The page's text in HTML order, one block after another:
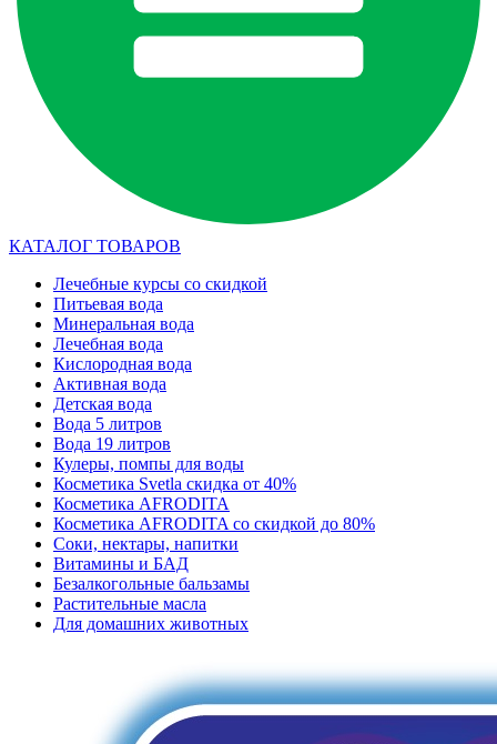
КАТАЛОГ ТОВАРОВ
Лечебные курсы со скидкой
Питьевая вода
Минеральная вода
Лечебная вода
Кислородная вода
Активная вода
Детская вода
Вода 5 литров
Вода 19 литров
Кулеры, помпы для воды
Косметика Svetla скидка от 40%
Косметика AFRODITA
Косметика AFRODITA со скидкой до 80%
Соки, нектары, напитки
Витамины и БАД
Безалкогольные бальзамы
Растительные масла
Для домашних животных